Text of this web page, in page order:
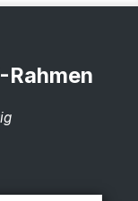
Rahmen